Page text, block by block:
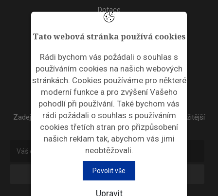
Tato webová stránka používá cookies
Rádi bychom vás požádali o souhlas s
používáním cookies na našich webových
stránkách. Cookies používáme pro některé
moderní funkce a pro zvýšení Vašeho
pohodlí při používání. Také bychom vás
rádi požádali o souhlas s používáním
cookies třetích stran pro přizpůsobení
našich reklam tak, abychom vás jimi
neobtěžovali.
Povolit vše
Upravit
Dotace
Akce
ODPADNÍ PLASTY
NEWSLETTER
Zadejte váš email a my Vám budeme zasílat ty nejdůležitější
informace, maximálně 1x týdně.
Odebírat